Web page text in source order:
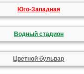
Юго-Западная
Водный стадион
Цветной бульвар